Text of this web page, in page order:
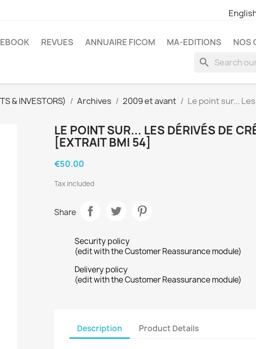
EBOOK REVUES ANNUAIRE FICOM MA-EDITIONS NOS
search
& INVESTORS) Archives 2009 et avant
Le point sur...
LE POINT SUR... LES DÉRIVÉS DE
[EXTRAIT BMI 54]
€50.00
Tax included
Share
Security policy
(edit with the Customer Reassurance module)
Delivery policy
(edit with the Customer Reassurance module)
Description Product Details